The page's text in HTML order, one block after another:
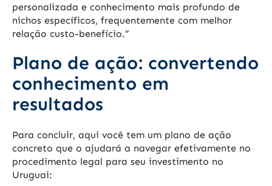
personalizada e conhecimento mais profundo de
nichos específicos, frequentemente com melhor
relação custo-benefício.”
Plano de ação: convertendo
conhecimento em
resultados
Para concluir, aqui você tem um plano de ação
concreto que o ajudará a navegar efetivamente no
procedimento legal para seu investimento no
Uruguai: